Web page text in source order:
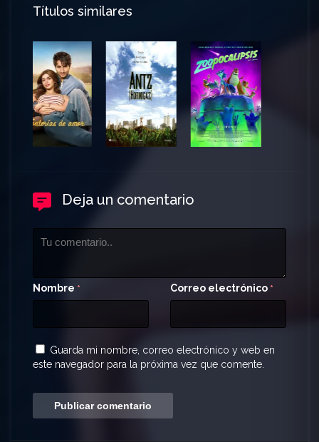
Títulos similares
Deja un comentario
Nombre * Correo electrónico *
Guarda mi nombre, correo electrónico y web en
este navegador para la próxima vez que comente.